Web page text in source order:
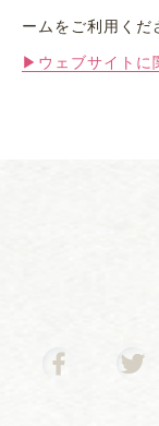
ームをご利用くだ
▶ウェブサイトに